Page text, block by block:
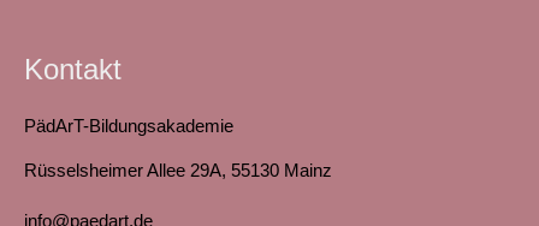
Kontakt
PädArT-Bildungsakademie
Rüsselsheimer Allee 29A, 55130 Mainz
info@paedart.de